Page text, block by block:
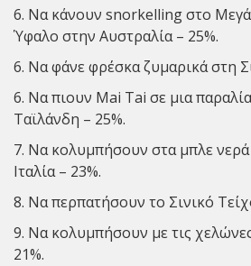
6. Να κάνουν snorkelling στο
Ύφαλο στην Αυστραλία – 25%.
6. Να φάνε φρέσκα ζυμαρικά στη
6. Να πιουν Mai Tai σε μια
Ταϊλάνδη – 25%.
7. Να κολυμπήσουν στα μπλε
Ιταλία – 23%.
8. Να περπατήσουν το Σινικό
9. Να κολυμπήσουν με τις
21%.